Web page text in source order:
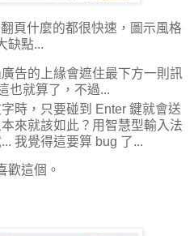
頁什麼的都很快速，圖示風格
缺點...
告的上緣會遮住最下方一則訊
也就算了，不過...
時，只要碰到 Enter 鍵就會送
來就該如此？用智慧型輸入法
我覺得這要算 bug 了...
歡這個。